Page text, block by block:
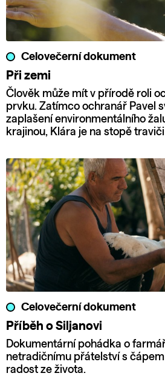
Celovečerní dokument
Při zemi
Člověk může mít v přírodě roli
prvku. Zatímco ochranář Pavel
zaplašení environmentálního
krajinou, Klára je na stopě
Celovečerní dokument
Příběh o Siljanovi
Dokumentární pohádka o
netradičnímu přátelství s
radost ze života.